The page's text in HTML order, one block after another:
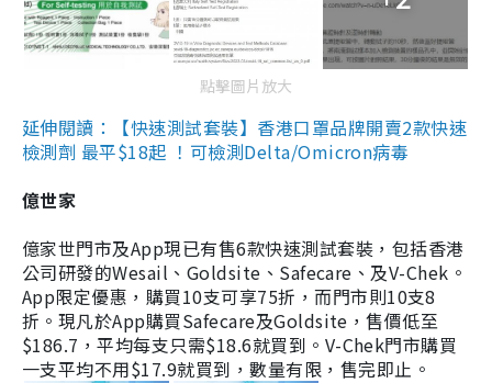
點擊圖片放大
延伸閱讀：【快速測試套裝】香港口罩品牌開賣2款快速
檢測劑 最平$18起 ！可檢測Delta/Omicron病毒
億世家
億家世門市及App現已有售6款快速測試套裝，包括香港
公司研發的Wesail、Goldsite、Safecare、及V-Chek。
App限定優惠，購買10支可享75折，而門市則10支8
折。現凡於App購買Safecare及Goldsite，售價低至
$186.7，平均每支只需$18.6就買到。V-Chek門市購買
一支平均不用$17.9就買到，數量有限，售完即止。